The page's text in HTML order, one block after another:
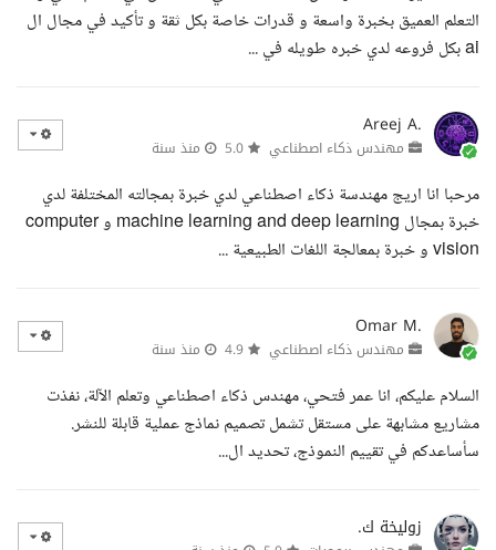
التعلم العميق بخبرة واسعة و قدرات خاصة بكل ثقة و تأكيد في مجال ال
ai بكل فروعه لدي خبره طويله في ...
Areej A.
مهندس ذكاء اصطناعي منذ سنة
مرحبا انا اريج مهندسة ذكاء اصطناعي لدي خبرة بمجالته المختلفة لدي
خبرة بمجال machine learning and deep learning و computer
vision و خبرة بمعالجة اللغات الطبيعية ...
Omar M.
مهندس ذكاء اصطناعي منذ سنة
السلام عليكم، انا عمر فتحي، مهندس ذكاء اصطناعي وتعلم الآلة، نفذت
مشاريع مشابهة على مستقل تشمل تصميم نماذج عملية قابلة للنشر.
سأساعدكم في تقييم النموذج، تحديد ال...
زوليخة ك.